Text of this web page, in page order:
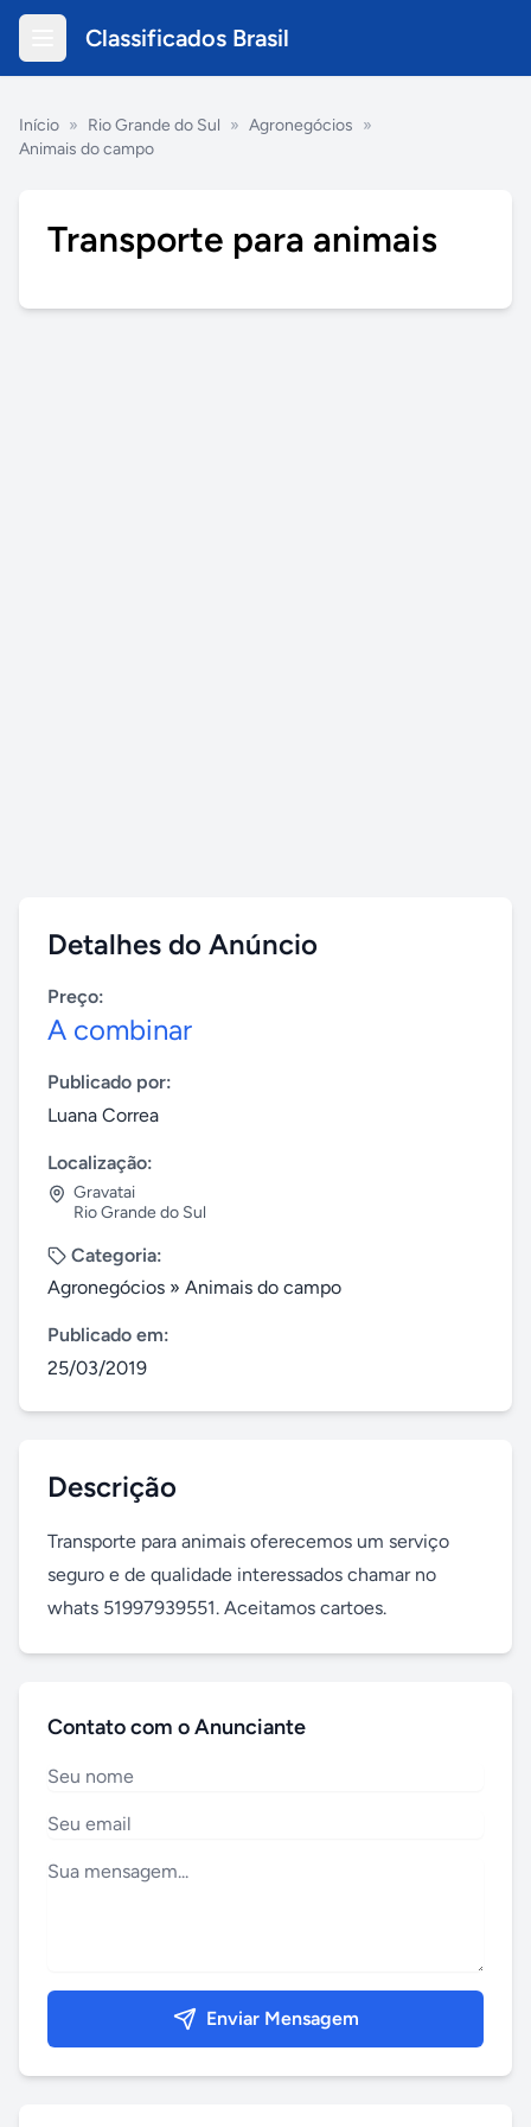
Classificados Brasil
Início » Rio Grande do Sul » Agronegócios »
Animais do campo
Transporte para animais
Detalhes do Anúncio
Preço:
A combinar
Publicado por:
Luana Correa
Localização:
Gravatai
Rio Grande do Sul
Categoria:
Agronegócios » Animais do campo
Publicado em:
25/03/2019
Descrição
Transporte para animais oferecemos um serviço
seguro e de qualidade interessados chamar no
whats 51997939551. Aceitamos cartoes.
Contato com o Anunciante
Enviar Mensagem